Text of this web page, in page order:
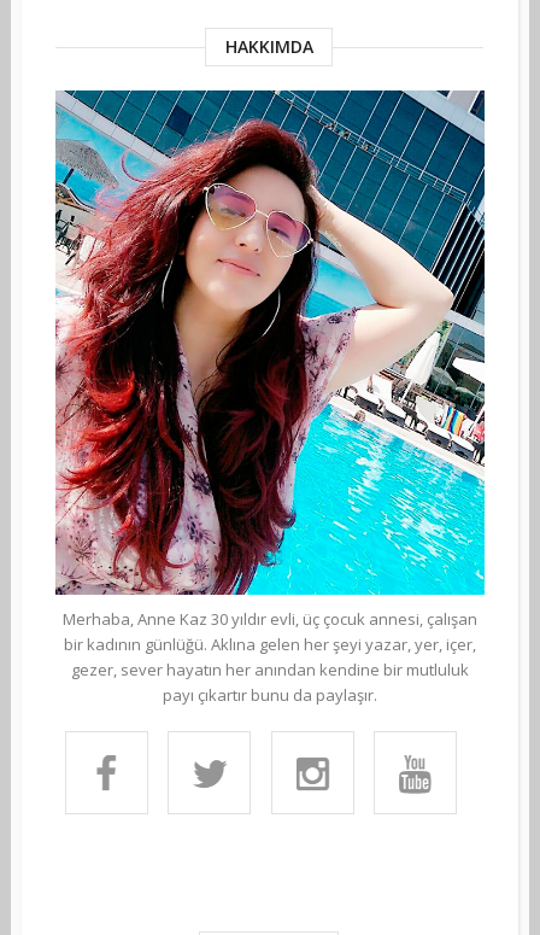
HAKKIMDA
Merhaba, Anne Kaz 30 yıldır evli, üç çocuk annesi, çalışan
bir kadının günlüğü. Aklına gelen her şeyi yazar, yer, içer,
gezer, sever hayatın her anından kendine bir mutluluk
payı çıkartır bunu da paylaşır.